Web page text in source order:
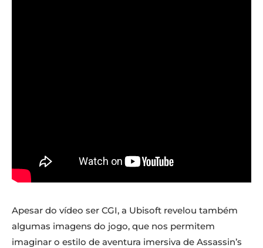
Apesar do vídeo ser CGI, a Ubisoft revelou também
algumas imagens do jogo, que nos permitem
imaginar o estilo de aventura imersiva de Assassin’s